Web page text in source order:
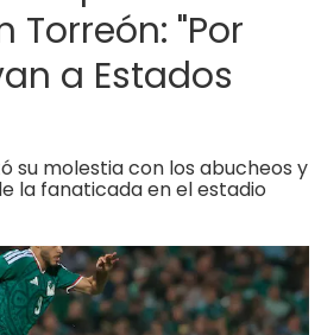
Torreón: "Por
a Estados
su molestia con los abucheos y
la fanaticada en el estadio